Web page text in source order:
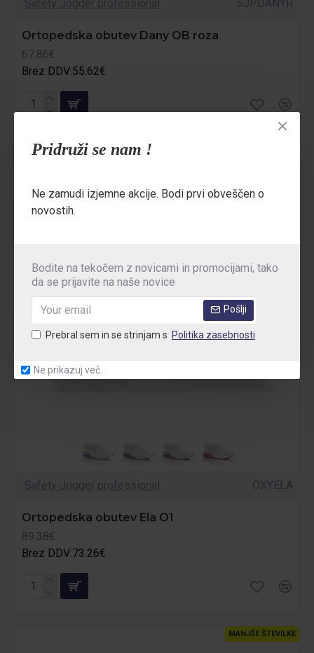
Pridruži se nam !
Ne zamudi izjemne akcije. Bodi prvi obveščen o
novostih.
Bodite na tekočem z novicami in promocijami, tako
da se prijavite na naše novice
Pošlji
Prebral sem in se strinjam s Politika zasebnosti
Ne prikazuj več.
Safety Jogger professional SJPDANYR
Ortopedska obutev Dany OB roza
67.86€
Brez DDV:55.62€
Safety Jogger professional OXYELA
Ortopedska obutev Ela O1
89.38€
Brez DDV:73.26€
MANJŠE ŠTEVILKE